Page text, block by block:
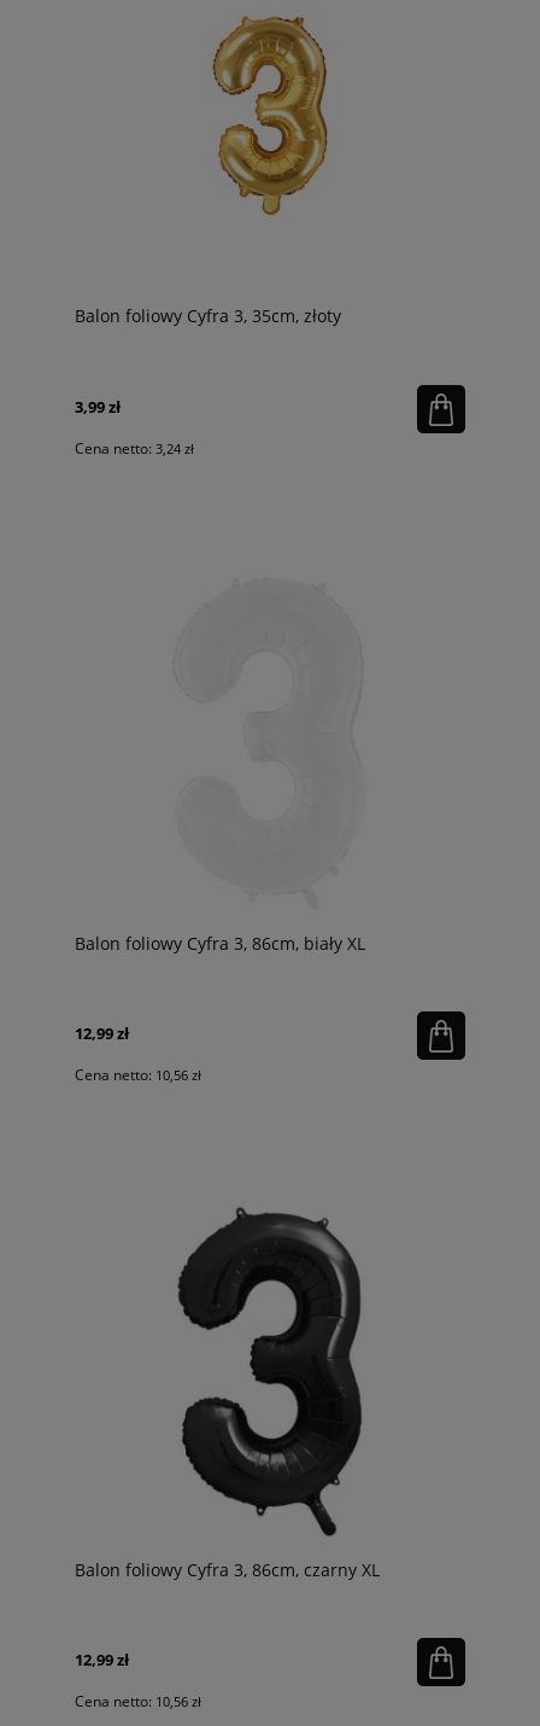
Balon foliowy Cyfra 3, 35cm, złoty
3,99 zł
Cena netto: 3,24 zł
Balon foliowy Cyfra 3, 86cm, biały XL
12,99 zł
Cena netto: 10,56 zł
Balon foliowy Cyfra 3, 86cm, czarny XL
12,99 zł
Cena netto: 10,56 zł